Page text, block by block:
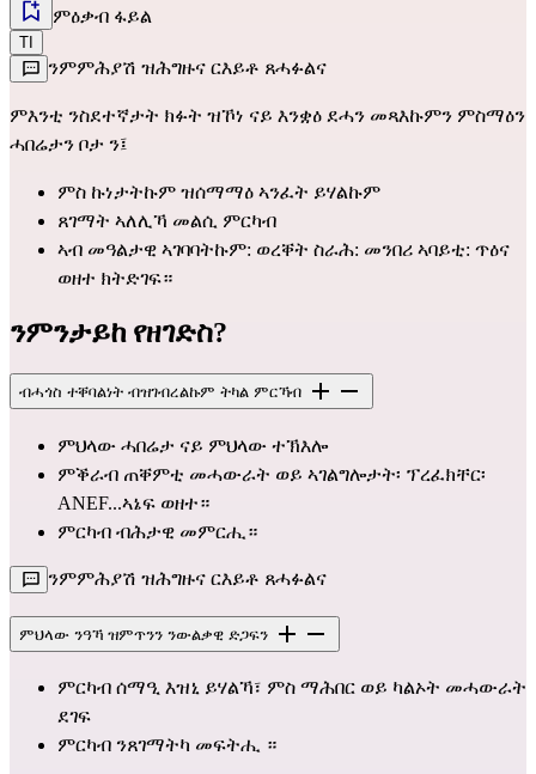
ምዕቃብ ፋይል
TI
ንምምሕያሽ ዝሕግዙና ርእይቶ ጸሓፉልና
ምእንቲ ንስደተኛታት ክፉት ዝኾነ ናይ እንቋዕ ደሓን መጻእኩምን ምስማዕን
ሓበሬታን ቦታ ን፤
ምስ ኩነታትኩም ዝሰማማዕ ኣንፈት ይሃልኩም
ጸገማት ኣለሊኻ መልሲ ምርካብ
ኣብ መዓልታዊ ኣገባባትኩም: ወረቐት ስራሕ: መንበሪ ኣባይቲ: ጥዕና
ወዘተ ክትድገፍ።
ንምንታይከ የዘገድስ?
ብሓጎስ ተቐባልነት ብዝገብረልኩም ትካል ምርኻብ
ምህላው ሓበሬታ ናይ ምህላው ተኽእሎ
ምቕራብ ጠቐምቲ መሓውራት ወይ ኣገልግሎታት፡ ፕረፈክቸር፡
ANEF...ኣኔፍ ወዘተ።
ምርካብ ብሕታዊ መምርሒ።
ንምምሕያሽ ዝሕግዙና ርእይቶ ጸሓፉልና
ምህላው ንዓኻ ዝምጥንን ንውልቃዊ ድጋፍን
ምርካብ ሰማዒ እዝኒ ይሃልኻ፣ ምስ ማሕበር ወይ ካልኦት መሓውራት
ደገፍ
ምርካብ ንጸገማትካ መፍትሒ ።